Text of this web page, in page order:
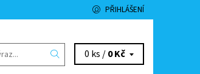
PŘIHLÁŠENÍ
0 ks /0 Kč